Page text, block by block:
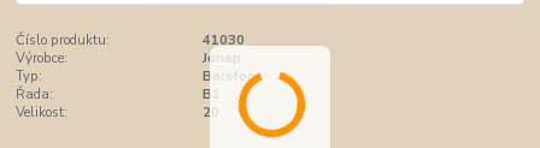
Číslo produktu:
41030
Výrobce:
Jonap
Typ:
Barefoot
Řada:
B1
Velikost:
20